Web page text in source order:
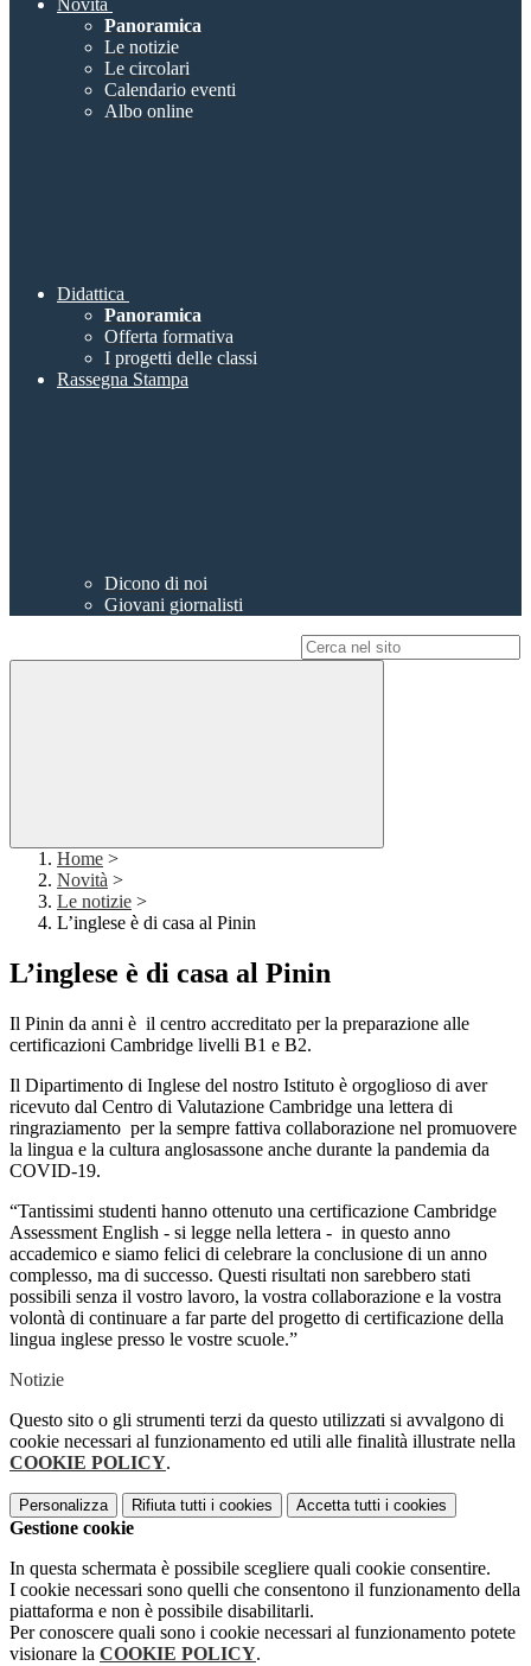
Novità
Panoramica
Le notizie
Le circolari
Calendario eventi
Albo online
Didattica
Panoramica
Offerta formativa
I progetti delle classi
Rassegna Stampa
Dicono di noi
Giovani giornalisti
Home >
Novità >
Le notizie >
L’inglese è di casa al Pinin
L’inglese è di casa al Pinin
Il Pinin da anni è il centro accreditato per la preparazione alle
certificazioni Cambridge livelli B1 e B2.
Il Dipartimento di Inglese del nostro Istituto è orgoglioso di aver
ricevuto dal Centro di Valutazione Cambridge una lettera di
ringraziamento per la sempre fattiva collaborazione nel promuovere
la lingua e la cultura anglosassone anche durante la pandemia da
COVID-19.
“Tantissimi studenti hanno ottenuto una certificazione Cambridge
Assessment English - si legge nella lettera - in questo anno
accademico e siamo felici di celebrare la conclusione di un anno
complesso, ma di successo. Questi risultati non sarebbero stati
possibili senza il vostro lavoro, la vostra collaborazione e la vostra
volontà di continuare a far parte del progetto di certificazione della
lingua inglese presso le vostre scuole.”
Notizie
Questo sito o gli strumenti terzi da questo utilizzati si avvalgono di
cookie necessari al funzionamento ed utili alle finalità illustrate nella
COOKIE POLICY.
Personalizza Rifiuta tutti i cookies Accetta tutti i cookies
Gestione cookie
In questa schermata è possibile scegliere quali cookie consentire.
I cookie necessari sono quelli che consentono il funzionamento della
piattaforma e non è possibile disabilitarli.
Per conoscere quali sono i cookie necessari al funzionamento potete
visionare la COOKIE POLICY.